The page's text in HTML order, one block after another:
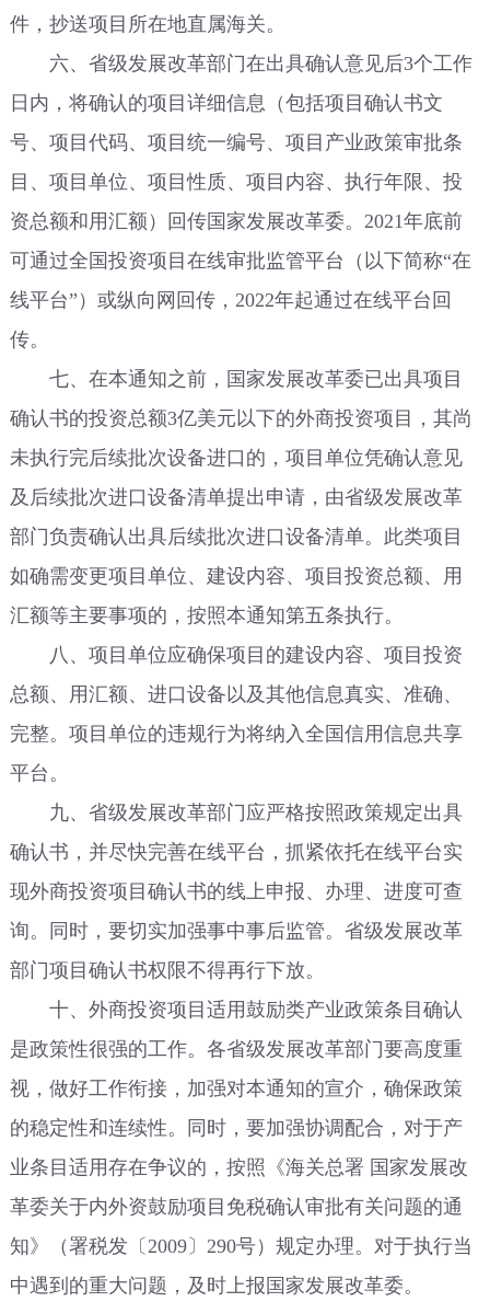
件，抄送项目所在地直属海关。
六、省级发展改革部门在出具确认意见后3个工作
日内，将确认的项目详细信息（包括项目确认书文
号、项目代码、项目统一编号、项目产业政策审批条
目、项目单位、项目性质、项目内容、执行年限、投
资总额和用汇额）回传国家发展改革委。2021年底前
可通过全国投资项目在线审批监管平台（以下简称“在
线平台”）或纵向网回传，2022年起通过在线平台回
传。
七、在本通知之前，国家发展改革委已出具项目
确认书的投资总额3亿美元以下的外商投资项目，其尚
未执行完后续批次设备进口的，项目单位凭确认意见
及后续批次进口设备清单提出申请，由省级发展改革
部门负责确认出具后续批次进口设备清单。此类项目
如确需变更项目单位、建设内容、项目投资总额、用
汇额等主要事项的，按照本通知第五条执行。
八、项目单位应确保项目的建设内容、项目投资
总额、用汇额、进口设备以及其他信息真实、准确、
完整。项目单位的违规行为将纳入全国信用信息共享
平台。
九、省级发展改革部门应严格按照政策规定出具
确认书，并尽快完善在线平台，抓紧依托在线平台实
现外商投资项目确认书的线上申报、办理、进度可查
询。同时，要切实加强事中事后监管。省级发展改革
部门项目确认书权限不得再行下放。
十、外商投资项目适用鼓励类产业政策条目确认
是政策性很强的工作。各省级发展改革部门要高度重
视，做好工作衔接，加强对本通知的宣介，确保政策
的稳定性和连续性。同时，要加强协调配合，对于产
业条目适用存在争议的，按照《海关总署 国家发展改
革委关于内外资鼓励项目免税确认审批有关问题的通
知》（署税发〔2009〕290号）规定办理。对于执行当
中遇到的重大问题，及时上报国家发展改革委。